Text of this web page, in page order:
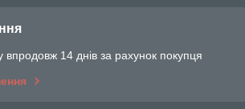
14 днів за рахунок покупця